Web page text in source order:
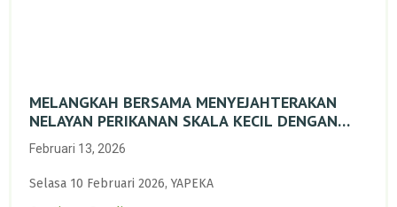
MELANGKAH BERSAMA MENYEJAHTERAKAN
NELAYAN PERIKANAN SKALA KECIL DENGAN
TRANSISI BERKELANJUTAN BERBASIS ALAM
Februari 13, 2026
Selasa 10 Februari 2026, YAPEKA